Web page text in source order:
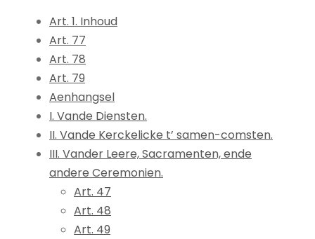
Art. 1. Inhoud
Art. 77
Art. 78
Art. 79
Aenhangsel
I. Vande Diensten.
II. Vande Kerckelicke t’ samen-comsten.
III. Vander Leere, Sacramenten, ende
andere Ceremonien.
Art. 47
Art. 48
Art. 49